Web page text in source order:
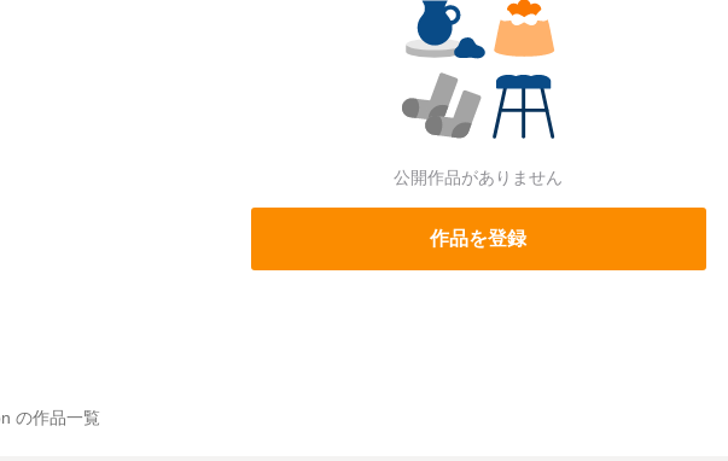
公開作品がありません
作品を登録
の作品一覧